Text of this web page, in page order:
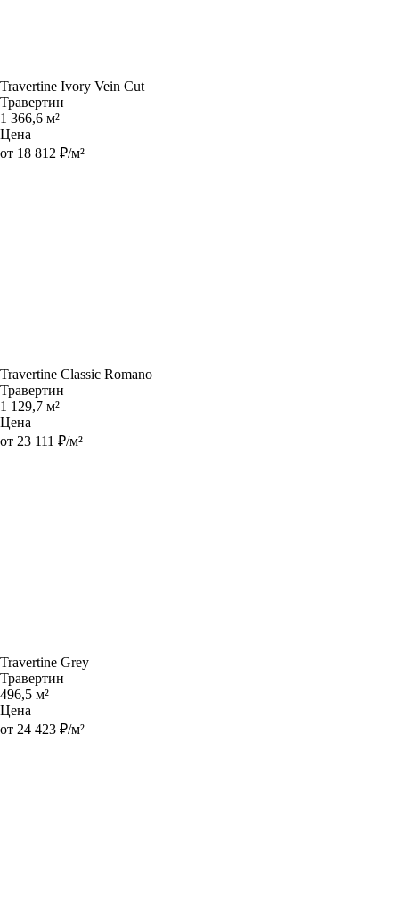
Travertine Ivory Vein Cut
Травертин
1 366,6 м²
Цена
от 18 812 ₽/м²
Travertine Classic Romano
Травертин
1 129,7 м²
Цена
от 23 111 ₽/м²
Travertine Grey
Травертин
496,5 м²
Цена
от 24 423 ₽/м²